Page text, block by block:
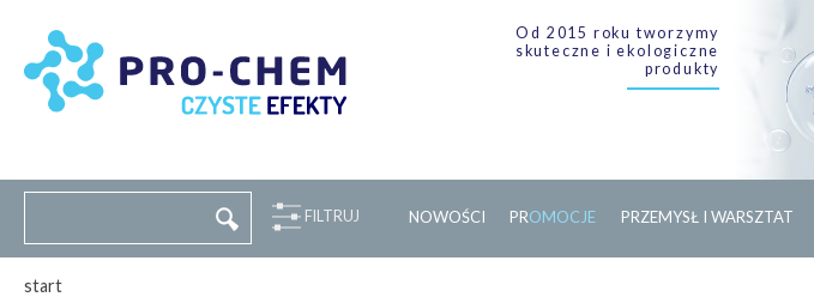
Od 2015 roku tworzymy
skuteczne i ekologiczne
produkty
FILTRUJ NOWOŚCI PROMOC JE PRZEMYSŁ I WARSZTAT
start